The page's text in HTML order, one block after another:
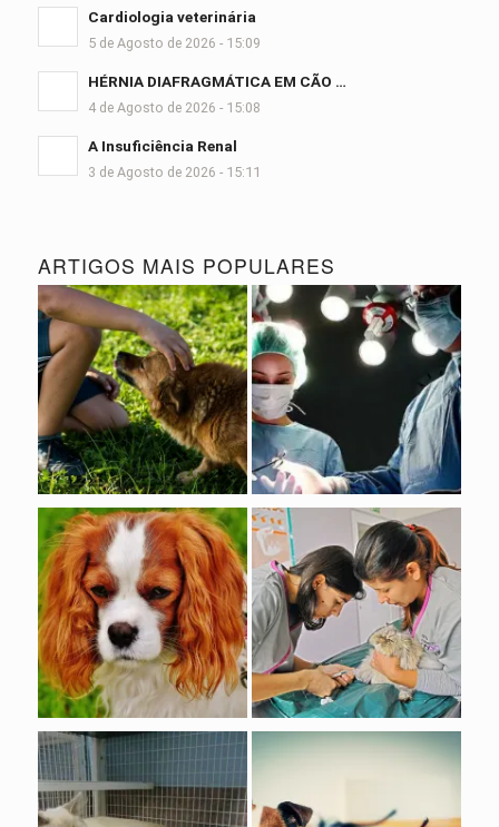
Cardiologia veterinária
5 de Agosto de 2026 - 15:09
HÉRNIA DIAFRAGMÁTICA EM CÃO …
4 de Agosto de 2026 - 15:08
A Insuficiência Renal
3 de Agosto de 2026 - 15:11
ARTIGOS MAIS POPULARES